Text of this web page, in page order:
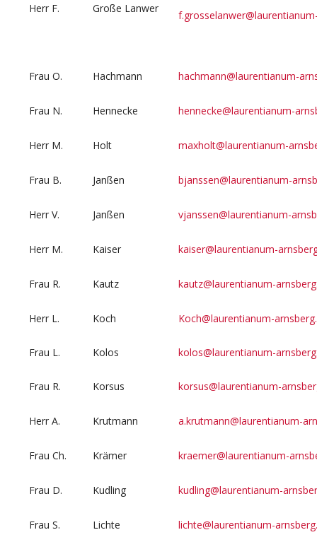
Herr F. Große Lanwer
Frau O. Hachmann hachmann@laurentianum-
Frau N. Hennecke hennecke@laurentianum-
Herr M. Holt maxholt@laurentianum-
Frau B. Janßen bjanssen@laurentianum-
Herr V. Janßen vjanssen@laurentianum-
Herr M. Kaiser kaiser@laurentianum-
Frau R. Kautz kautz@laurentianum-
Herr L. Koch Koch@laurentianum-
Frau L. Kolos kolos@laurentianum-
Frau R. Korsus korsus@laurentianum-
Herr A. Krutmann a.krutmann@laurentianum-
Frau Ch. Krämer kraemer@laurentianum-
Frau D. Kudling kudling@laurentianum-
Frau S. Lichte lichte@laurentianum-